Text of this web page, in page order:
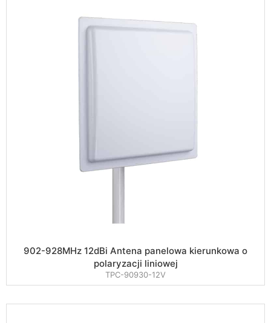
902-928MHz 12dBi Antena panelowa kierunkowa o
polaryzacji liniowej
TPC-90930-12V